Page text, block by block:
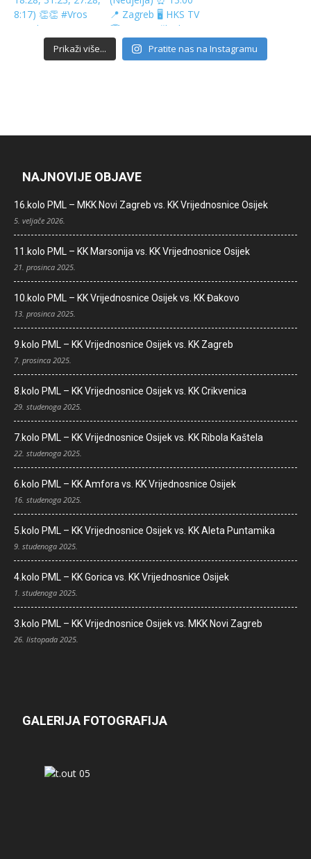
Prikaži više... Pratite nas na Instagramu
NAJNOVIJE OBJAVE
16.kolo PML – MKK Novi Zagreb vs. KK Vrijednosnice Osijek
5. veljače 2026.
11.kolo PML – KK Marsonija vs. KK Vrijednosnice Osijek
21. prosinca 2025.
10.kolo PML – KK Vrijednosnice Osijek vs. KK Đakovo
13. prosinca 2025.
9.kolo PML – KK Vrijednosnice Osijek vs. KK Zagreb
7. prosinca 2025.
8.kolo PML – KK Vrijednosnice Osijek vs. KK Crikvenica
29. studenoga 2025.
7.kolo PML – KK Vrijednosnice Osijek vs. KK Ribola Kaštela
22. studenoga 2025.
6.kolo PML – KK Amfora vs. KK Vrijednosnice Osijek
16. studenoga 2025.
5.kolo PML – KK Vrijednosnice Osijek vs. KK Aleta Puntamika
9. studenoga 2025.
4.kolo PML – KK Gorica vs. KK Vrijednosnice Osijek
1. studenoga 2025.
3.kolo PML – KK Vrijednosnice Osijek vs. MKK Novi Zagreb
26. listopada 2025.
GALERIJA FOTOGRAFIJA